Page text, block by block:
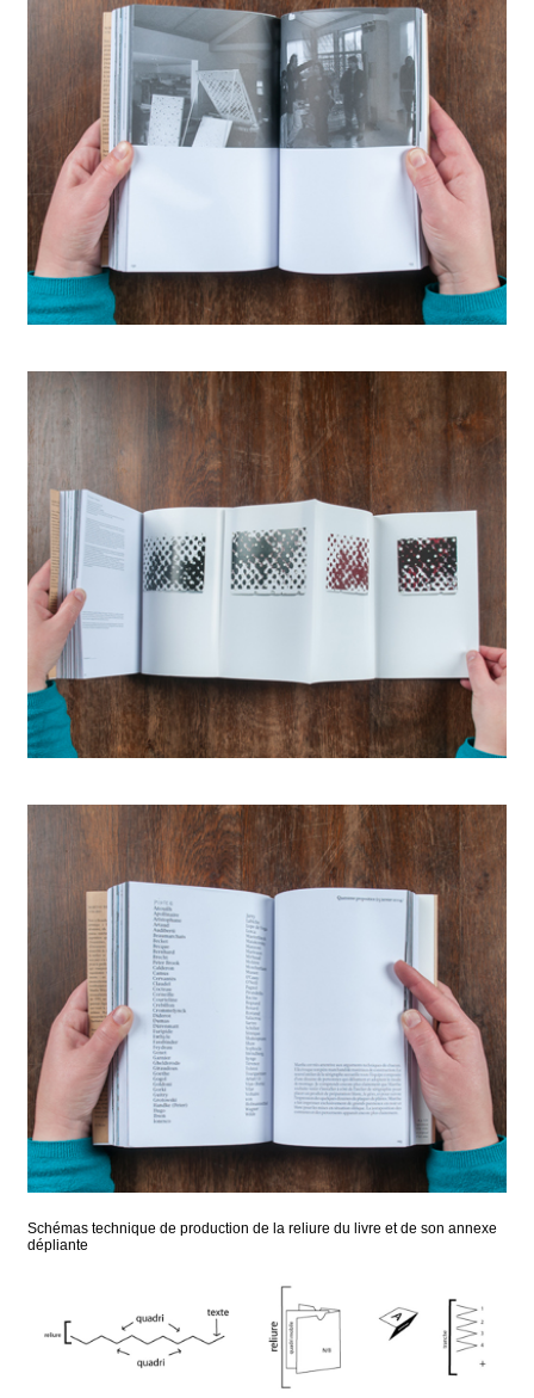
Schémas technique de production de la reliure du livre et de son annexe
dépliante